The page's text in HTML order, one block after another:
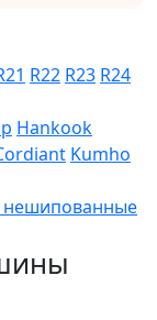
R22 R23 R24
Hankook
Kumho